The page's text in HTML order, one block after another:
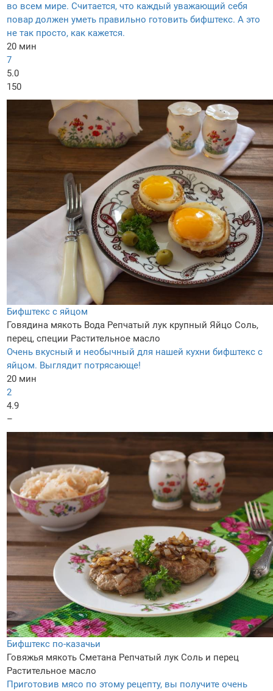
во всем мире. Считается, что каждый уважающий себя
повар должен уметь правильно готовить бифштекс. А это
не так просто, как кажется.
20 мин
7
5.0
150
Бифштекс с яйцом
Говядина мякоть Вода Репчатый лук крупный Яйцо Соль,
перец, специи Растительное масло
Очень вкусный и необычный для нашей кухни бифштекс с
яйцом. Выглядит потрясающе!
20 мин
2
4.9
–
Бифштекс по-казачьи
Говяжья мякоть Сметана Репчатый лук Соль и перец
Растительное масло
Приготовив мясо по этому рецепту, вы получите очень